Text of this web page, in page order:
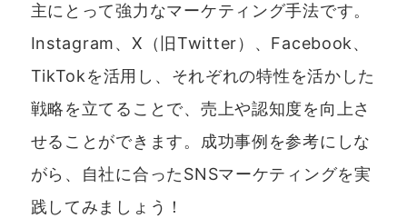
主にとって強力なマーケティング手法です。
Instagram、X（旧Twitter）、Facebook、
TikTokを活用し、それぞれの特性を活かした
戦略を立てることで、売上や認知度を向上さ
せることができます。成功事例を参考にしな
がら、自社に合ったSNSマーケティングを実
践してみましょう！